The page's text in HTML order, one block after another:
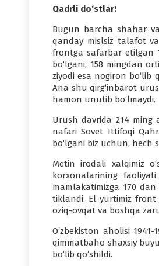
Qadrli do‘stlar!
Bugun barcha shahar
qanday mislsiz talafot
frontga safarbar etilgan
bo‘lgani, 158 mingdan
ziyodi esa nogiron
Ana shu qirg‘inbarot
hamon unutib bo‘lmaydi.
Urush davrida 214
nafari Sovet Ittifoqi
bo‘lgani biz uchun, hech
Metin irodali xalqimiz
korxonalarining
mamlakatimizga 170
tiklandi. El-yurtimiz front
oziq-ovqat va boshqa
O‘zbekiston aholisi
qimmatbaho shaxsiy
bo‘lib qo‘shildi.